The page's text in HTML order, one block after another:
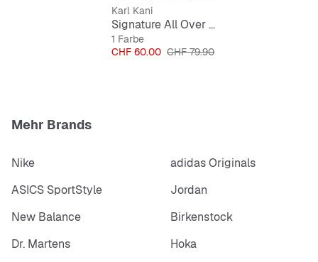
Karl Kani
Signature All Over Print Resort Shirt
1 Farbe
Preis
CHF 60.00 Originalpreis
CHF 79.90
Mehr Brands
Nike
adidas Originals
ASICS SportStyle
Jordan
New Balance
Birkenstock
Dr. Martens
Hoka